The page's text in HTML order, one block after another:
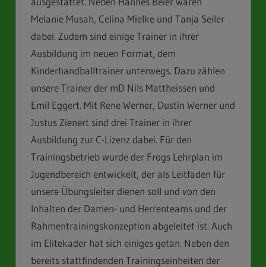
Melanie Musah, Celina Mielke und Tanja Seiler
dabei. Zudem sind einige Trainer in ihrer
Ausbildung im neuen Format, dem
Kinderhandballtrainer unterwegs. Dazu zählen
unsere Trainer der mD Nils Mattheissen und
Emil Eggert. Mit Rene Werner, Dustin Werner und
Justus Zienert sind drei Trainer in ihrer
Ausbildung zur C-Lizenz dabei. Für den
Trainingsbetrieb wurde der Frogs Lehrplan im
Jugendbereich entwickelt, der als Leitfaden für
unsere Übungsleiter dienen soll und von den
Inhalten der Damen- und Herrenteams und der
Rahmentrainingskonzeption abgeleitet ist. Auch
im Elitekader hat sich einiges getan. Neben den
bereits stattfindenden Trainingseinheiten der